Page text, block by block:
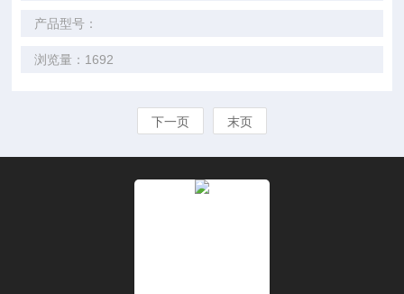
产品型号：
浏览量：1692
下一页 末页